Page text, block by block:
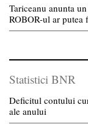
Tariceanu anunta
ROBOR-ul ar
Statistici BNR
Deficitul contului
ale anului